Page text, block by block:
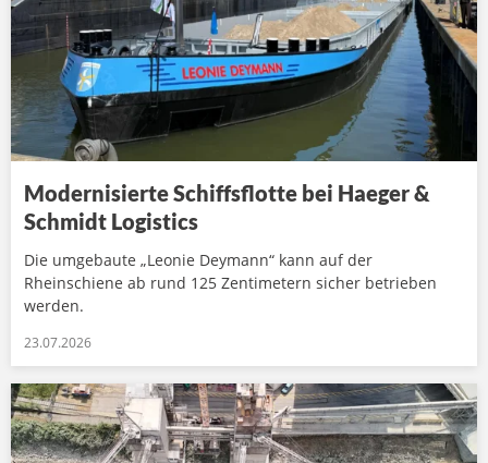
Modernisierte Schiffsflotte bei Haeger &
Schmidt Logistics
Die umgebaute „Leonie Deymann“ kann auf der
Rheinschiene ab rund 125 Zentimetern sicher betrieben
werden.
23.07.2026